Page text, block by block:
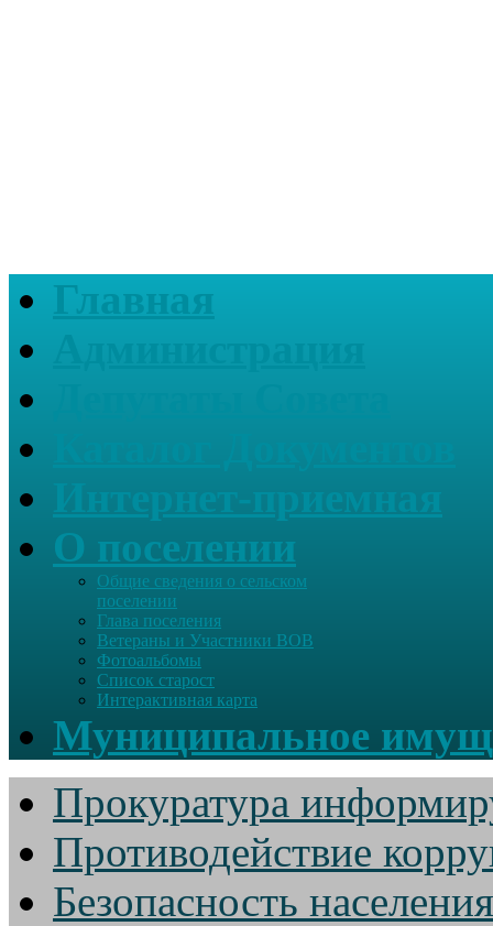
Главная
О поселении
Общие сведения о сельском
поселении
Глава поселения
Ветераны и Участники ВОВ
Фотоальбомы
Список старост
Интерактивная карта
Муниципальное
Прокуратура
Противодействие
Безопасность населения